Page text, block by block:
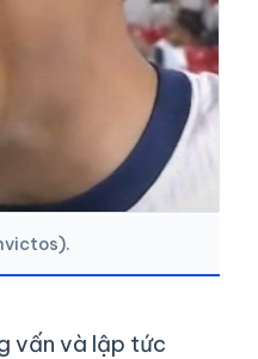
vấn và lập tức